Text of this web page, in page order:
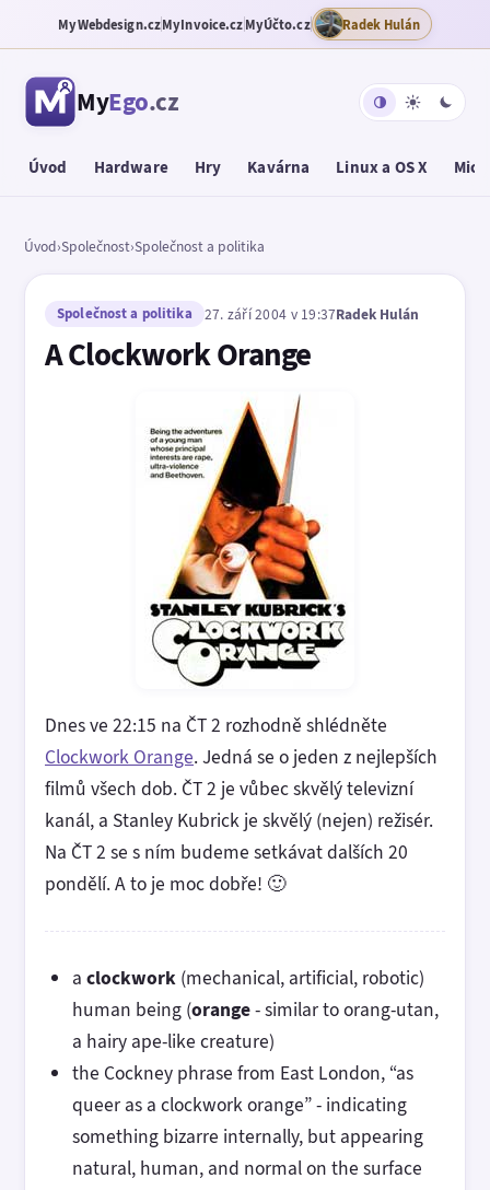
MyWebdesign.czMyInvoice.czMyÚčto.cz Radek Hulán
MyEgo.cz
Úvod Hardware Hry Kavárna Linux a OS X
Úvod›Společnost›Společnost a politika
Společnost a politika 27. září 2004 v 19:37Radek Hulán
A Clockwork Orange
Dnes ve 22:15 na ČT 2 rozhodně shlédněte
Clockwork Orange. Jedná se o jeden z nejlepších
filmů všech dob. ČT 2 je vůbec skvělý televizní
kanál, a Stanley Kubrick je skvělý (nejen) režisér.
Na ČT 2 se s ním budeme setkávat dalších 20
pondělí. A to je moc dobře! 🙂
a clockwork(mechanical, artificial, robotic)
human being (orange- similar to orang-utan,
a hairy ape-like creature)
the Cockney phrase from East London, “as
queer as a clockwork orange” - indicating
something bizarre internally, but appearing
natural, human, and normal on the surface